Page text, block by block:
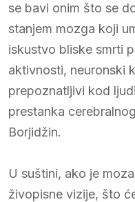
se bavi onim što se
stanjem mozga koji
iskustvo bliske smrti
aktivnosti, neuronski
prepoznatljivi kod
prestanka
Borjidžin.
U suštini, ako je
živopisne vizije, što